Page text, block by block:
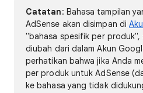
Catatan: Bahasa tampilan
AdSense akan disimpan di
"bahasa spesifik per
diubah dari dalam Akun
perhatikan bahwa jika Anda
per produk untuk AdSense
ke bahasa yang tidak